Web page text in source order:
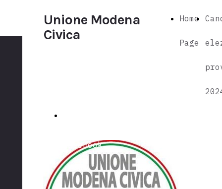
Home
Page
Unione Modena
Civica
Facebook